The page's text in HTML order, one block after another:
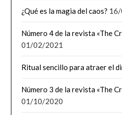
¿Qué es la magia del caos?
Número 4 de la revista «The
01/02/2021
Ritual sencillo para atraer el
Número 3 de la revista «The
01/10/2020